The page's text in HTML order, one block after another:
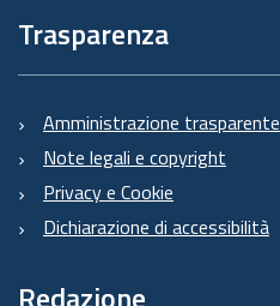
Trasparenza
Amministrazione trasparente
Note legali e copyright
Privacy e Cookie
Dichiarazione di accessibilità
Redazione